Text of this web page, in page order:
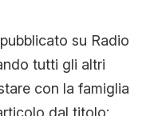
su Radio
tutti gli altri
con la famiglia